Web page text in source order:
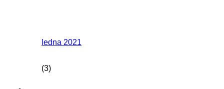
ledna 2021
(3)